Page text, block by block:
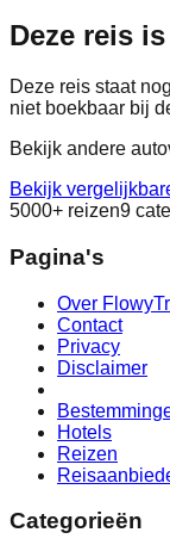
Deze reis
Deze reis staat
niet boekbaar bij
Bekijk andere
Bekijk
5000+ reizen9
Pagina's
Over
Contact
Privacy
Disclaimer
Hotels
Reizen
Categorieën